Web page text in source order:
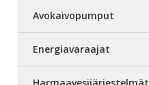
Avokaivopumput
Energiavaraajat